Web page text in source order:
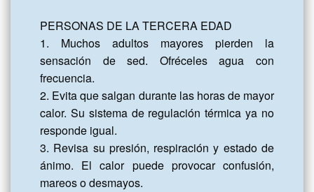
PERSONAS DE LA TERCERA EDAD
1. Muchos adultos mayores pierden la
sensación de sed. Ofréceles agua con
frecuencia.
2. Evita que salgan durante las horas de mayor
calor. Su sistema de regulación térmica ya no
responde igual.
3. Revisa su presión, respiración y estado de
ánimo. El calor puede provocar confusión,
mareos o desmayos.